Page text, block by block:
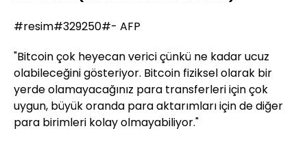
#resim#329250#- AFP
"Bitcoin çok heyecan verici çünkü ne kadar ucuz
olabileceğini gösteriyor. Bitcoin fiziksel olarak bir
yerde olamayacağınız para transferleri için çok
uygun, büyük oranda para aktarımları için de diğer
para birimleri kolay olmayabiliyor."